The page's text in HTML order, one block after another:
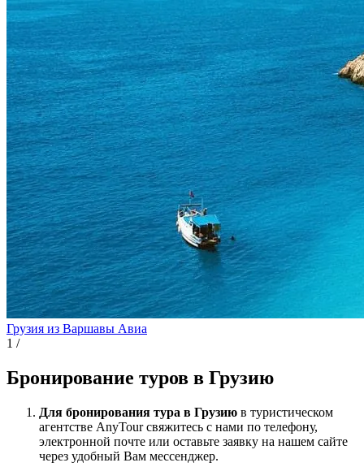
Грузия из Варшавы Авиа
1 /
Бронирование туров в Грузию
Для бронирования тура в Грузию в туристическом
агентстве AnyTour свяжитесь с нами по телефону,
электронной почте или оставьте заявку на нашем сайте
через удобный Вам мессенджер.